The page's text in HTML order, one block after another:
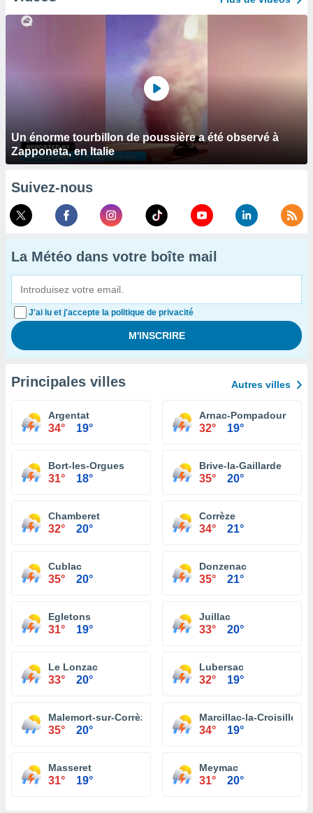
Un énorme tourbillon de poussière a été observé à
Zapponeta, en Italie
Suivez-nous
La Météo dans votre boîte mail
J'ai lu et j'accepte la politique de privacité
Principales villes Autres villes
Argentat
34° 19°
Arnac-Pompadour
32° 19°
Bort-les-Orgues
31° 18°
Brive-la-Gaillarde
35° 20°
Chamberet
32° 20°
Corrèze
34° 21°
Cublac
35° 20°
Donzenac
35° 21°
Egletons
31° 19°
Juillac
33° 20°
Le Lonzac
33° 20°
Lubersac
32° 19°
Malemort-sur-Corrèze
35° 20°
Marcillac-la-Croisille
34° 19°
Masseret
31° 19°
Meymac
31° 20°